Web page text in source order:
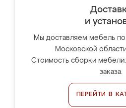
и
Мы доставляем мебель
Московской
Стоимость сборки
заказа.
ПЕРЕЙТИ В